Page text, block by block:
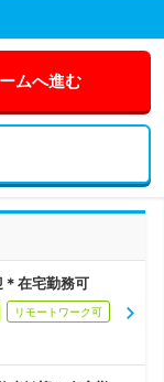
ムへ進む
＊在宅勤務可
リモートワーク可